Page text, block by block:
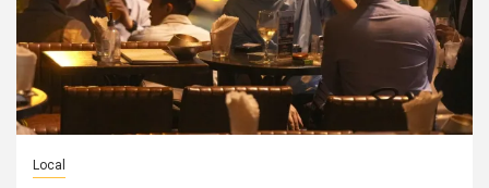
Local